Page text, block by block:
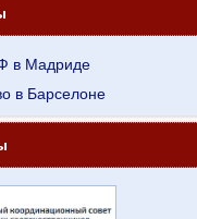
в Мадриде
в Барселоне